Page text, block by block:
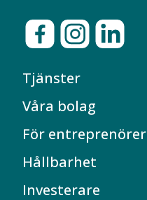
Tjänster
Våra bolag
För entreprenörer
Hållbarhet
Investerare